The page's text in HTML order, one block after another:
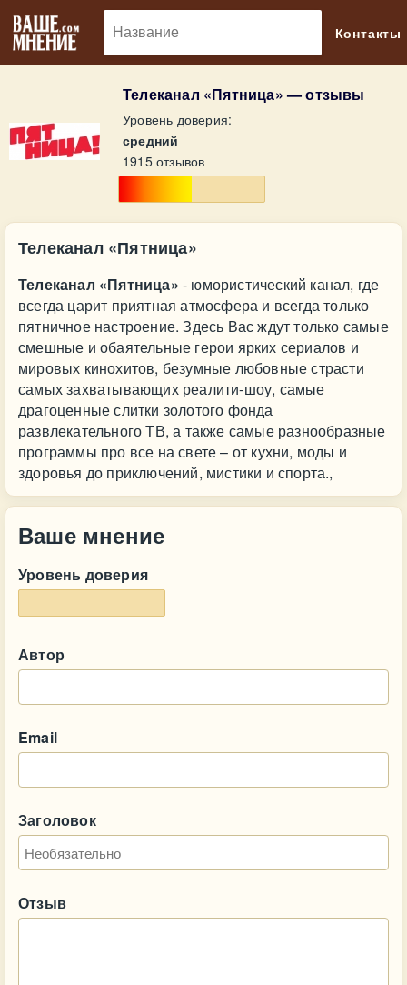
Контакты
Телеканал «Пятница» — отзывы
Уровень доверия:
средний
1915 отзывов
Телеканал «Пятница»
Телеканал «Пятница» - юмористический канал, где
всегда царит приятная атмосфера и всегда только
пятничное настроение. Здесь Вас ждут только самые
смешные и обаятельные герои ярких сериалов и
мировых кинохитов, безумные любовные страсти
самых захватывающих реалити-шоу, самые
драгоценные слитки золотого фонда
развлекательного ТВ, а также самые разнообразные
программы про все на свете – от кухни, моды и
здоровья до приключений, мистики и спорта.,
Ваше мнение
Уровень доверия
Автор
Email
Заголовок
Отзыв